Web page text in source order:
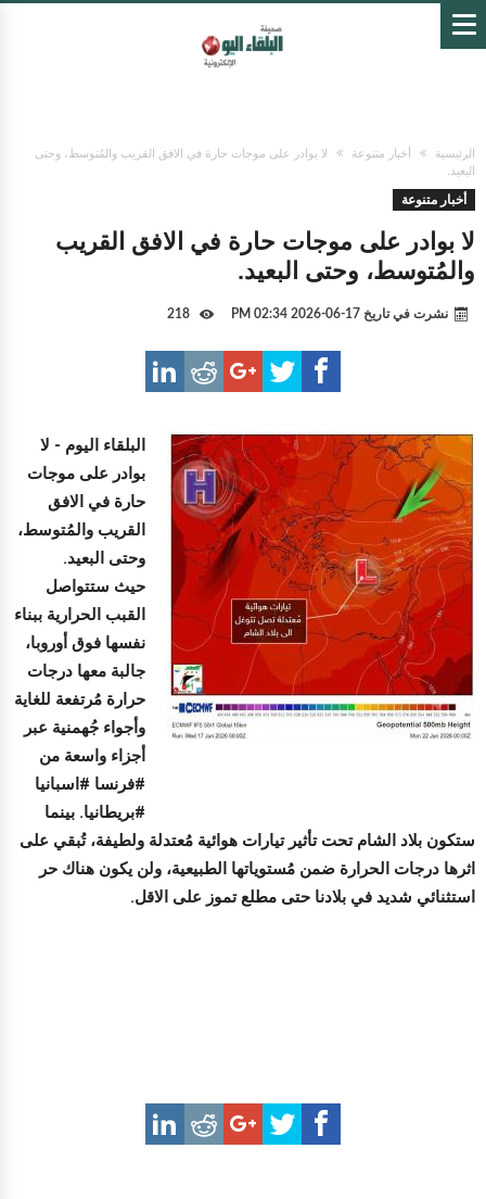
الرئيسية أخبار متنوعة
لا بوادر على موجات حارة في الافق القريب والمُتوسط، وحتى
البعيد.
أخبار متنوعة
لا بوادر على موجات حارة في الافق القريب
والمُتوسط، وحتى البعيد.
نشرت في تاريخ 17-06-2026 02:34 PM
البلقاء اليوم - لا
بوادر على موجات
حارة في الافق
القريب والمُتوسط،
وحتى البعيد.
حيث ستتواصل
القبب الحرارية ببناء
نفسها فوق أوروبا،
جالبة معها درجات
حرارة مُرتفعة للغاية
وأجواء جُهمنية عبر
أجزاء واسعة من
#فرنسا #اسبانيا
#بريطانيا. بينما
ستكون بلاد الشام تحت تأثير تيارات هوائية مُعتدلة ولطيفة، تُبقي على
اثرها درجات الحرارة ضمن مُستوياتها الطبيعية، ولن يكون هناك حر
استثنائي شديد في بلادنا حتى مطلع تموز على الاقل.